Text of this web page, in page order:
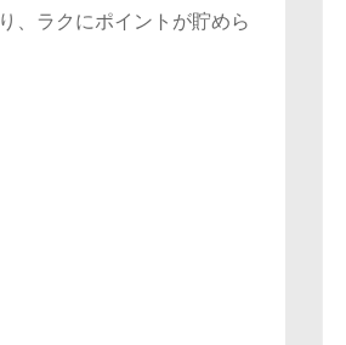
、ラクにポイントが貯めら